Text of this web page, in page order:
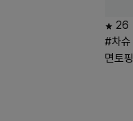
26
#차슈
면토핑